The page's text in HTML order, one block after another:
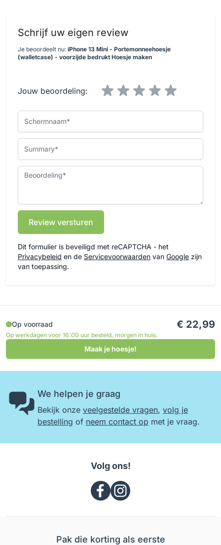
Schrijf uw eigen review
Je beoordeelt nu: iPhone 13 Mini - Portemonneehoesje
(walletcase) - voorzijde bedrukt Hoesje maken
Jouw beoordeling:
Schermnaam
Summary
Beoordeling
Review versturen
Dit formulier is beveiligd met reCAPTCHA - het
Privacybeleid en de Servicevoorwaarden van Google zijn
van toepassing.
Op voorraad € 22,99
Op werkdagen voor 16:00 uur besteld, morgen in huis.
Maak je hoesje!
We helpen je graag
Bekijk onze veelgestelde vragen, volg je
bestelling of neem contact op met je vraag.
Volg ons!
Pak die korting als eerste